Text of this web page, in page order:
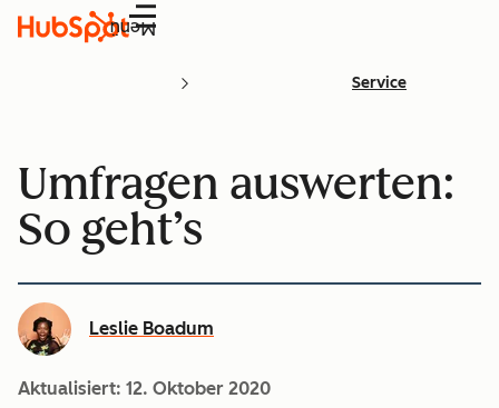
Menü
Service
Umfragen auswerten:
So geht’s
Leslie Boadum
Aktualisiert: 12. Oktober 2020